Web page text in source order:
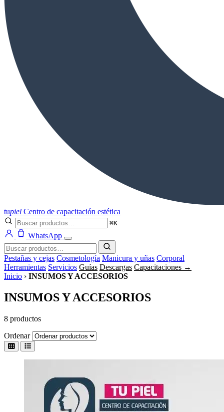
tupiel Centro de capacitación estética
⌘K
WhatsApp
Pestañas y cejas Cosmetología Manicura y uñas Corporal
Herramientas Servicios Guías Descargas Capacitaciones →
Inicio › INSUMOS Y ACCESORIOS
INSUMOS Y ACCESORIOS
8 productos
Ordenar